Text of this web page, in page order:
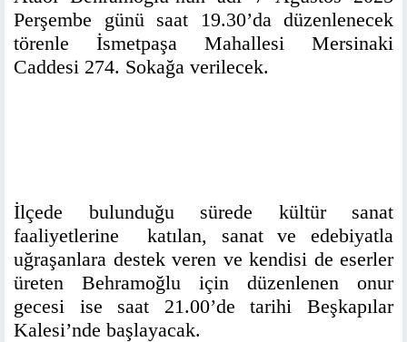
Perşembe günü saat 19.30’da düzenlenecek
törenle İsmetpaşa Mahallesi Mersinaki
Caddesi 274. Sokağa verilecek.
İlçede bulunduğu sürede kültür sanat
faaliyetlerine katılan, sanat ve edebiyatla
uğraşanlara destek veren ve kendisi de eserler
üreten Behramoğlu için düzenlenen onur
gecesi ise saat 21.00’de tarihi Beşkapılar
Kalesi’nde başlayacak.